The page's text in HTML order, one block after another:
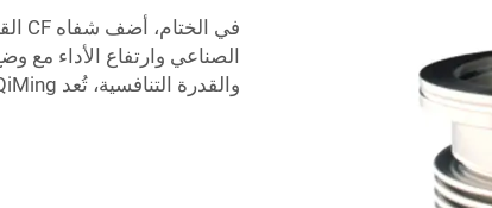
الصناعي وارتفاع الأداء مع
والقدرة التنافسية، تُعد QiMing شريكك الدولي في صناعة الحفر حتى الآن.